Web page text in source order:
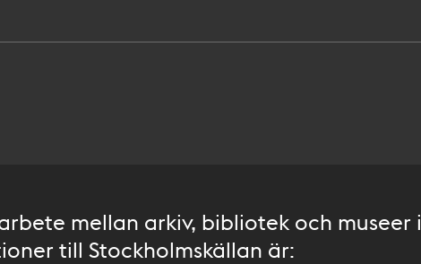
mellan arkiv, bibliotek och museer i
till Stockholmskällan är: